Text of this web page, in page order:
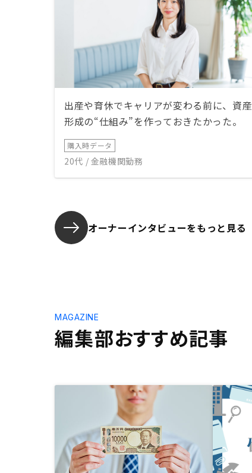
出産や育休でキャリアが変わる前に、資産
形成の“仕組み”を作っておきたかった。
購入時データ
20代 / 金融機関勤務
オーナーインタビューをもっと見る
編集部おすすめ記事
MAGAZINE